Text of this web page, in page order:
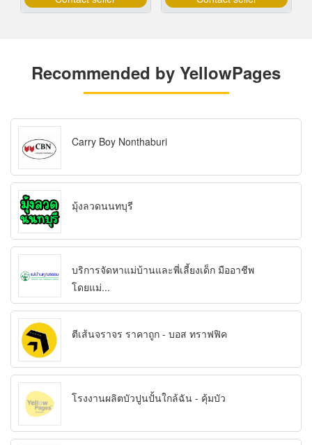
Recommended by YellowPages
Carry Boy Nonthaburi
มุ้งลวดนนทบุรี
บริการจัดหาแม่บ้านและพี่เลี้ยงเด็ก มืออาชีพ
โดยแม่...
ตีเส้นจราจร ราคาถูก - บอส ทราฟฟิค
โรงงานผลิตบัวปูนปั้นใกล้ฉัน - คุ้มบัว